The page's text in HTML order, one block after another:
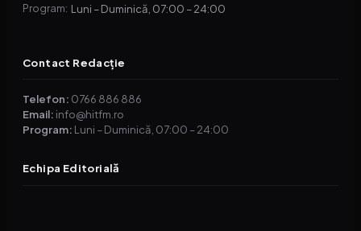
Program: Luni – Duminică, 07:00 – 24:00
Contact Redacție
Telefon: 0766 886 886
Email: info@hitfm.ro
Program: Luni – Duminică, 07:00 – 24:00
Echipa Editorială